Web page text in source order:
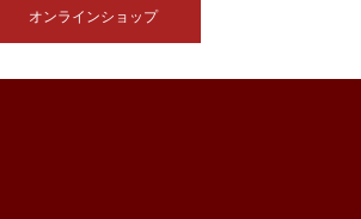
オンラインショップ